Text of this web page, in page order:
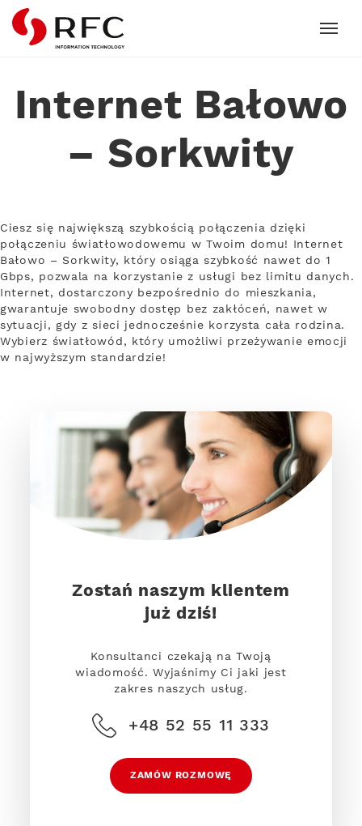
RFC
Internet Bałowo
– Sorkwity
Ciesz się największą szybkością połączenia dzięki
połączeniu światłowodowemu w Twoim domu! Internet
Bałowo – Sorkwity, który osiąga szybkość nawet do 1
Gbps, pozwala na korzystanie z usługi bez limitu danych.
Internet, dostarczony bezpośrednio do mieszkania,
gwarantuje swobodny dostęp bez zakłóceń, nawet w
sytuacji, gdy z sieci jednocześnie korzysta cała rodzina.
Wybierz światłowód, który umożliwi przeżywanie emocji
w najwyższym standardzie!
Zostań naszym klientem
już dziś!
Konsultanci czekają na Twoją
wiadomość. Wyjaśnimy Ci jaki jest
zakres naszych usług.
+48 52 55 11 333
ZAMÓW ROZMOWĘ